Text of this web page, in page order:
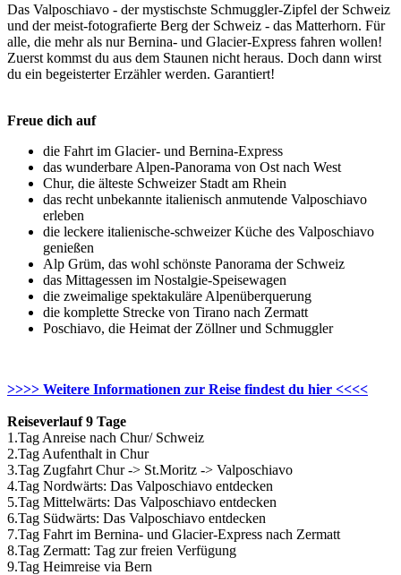
Das Valposchiavo - der mystischste Schmuggler-Zipfel der Schweiz
und der meist-fotografierte Berg der Schweiz - das Matterhorn. Für
alle, die mehr als nur Bernina- und Glacier-Express fahren wollen!
Zuerst kommst du aus dem Staunen nicht heraus. Doch dann wirst
du ein begeisterter Erzähler werden. Garantiert!
Freue dich auf
die Fahrt im Glacier- und Bernina-Express
das wunderbare Alpen-Panorama von Ost nach West
Chur, die älteste Schweizer Stadt am Rhein
das recht unbekannte italienisch anmutende Valposchiavo
erleben
die leckere italienische-schweizer Küche des Valposchiavo
genießen
Alp Grüm, das wohl schönste Panorama der Schweiz
das Mittagessen im Nostalgie-Speisewagen
die zweimalige spektakuläre Alpenüberquerung
die komplette Strecke von Tirano nach Zermatt
Poschiavo, die Heimat der Zöllner und Schmuggler
>>>> Weitere Informationen zur Reise findest du hier <<<<
Reiseverlauf 9 Tage
1.Tag Anreise nach Chur/ Schweiz
2.Tag Aufenthalt in Chur
3.Tag Zugfahrt Chur -> St.Moritz -> Valposchiavo
4.Tag Nordwärts: Das Valposchiavo entdecken
5.Tag Mittelwärts: Das Valposchiavo entdecken
6.Tag Südwärts: Das Valposchiavo entdecken
7.Tag Fahrt im Bernina- und Glacier-Express nach Zermatt
8.Tag Zermatt: Tag zur freien Verfügung
9.Tag Heimreise via Bern